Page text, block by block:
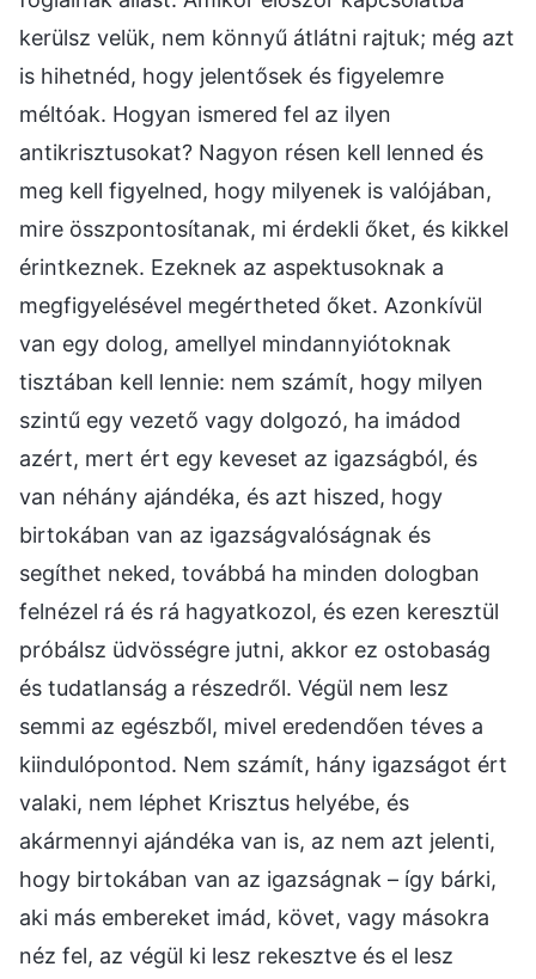
kerülsz velük, nem könnyű átlátni rajtuk; még azt
is hihetnéd, hogy jelentősek és figyelemre
méltóak. Hogyan ismered fel az ilyen
antikrisztusokat? Nagyon résen kell lenned és
meg kell figyelned, hogy milyenek is valójában,
mire összpontosítanak, mi érdekli őket, és kikkel
érintkeznek. Ezeknek az aspektusoknak a
megfigyelésével megértheted őket. Azonkívül
van egy dolog, amellyel mindannyiótoknak
tisztában kell lennie: nem számít, hogy milyen
szintű egy vezető vagy dolgozó, ha imádod
azért, mert ért egy keveset az igazságból, és
van néhány ajándéka, és azt hiszed, hogy
birtokában van az igazságvalóságnak és
segíthet neked, továbbá ha minden dologban
felnézel rá és rá hagyatkozol, és ezen keresztül
próbálsz üdvösségre jutni, akkor ez ostobaság
és tudatlanság a részedről. Végül nem lesz
semmi az egészből, mivel eredendően téves a
kiindulópontod. Nem számít, hány igazságot ért
valaki, nem léphet Krisztus helyébe, és
akármennyi ajándéka van is, az nem azt jelenti,
hogy birtokában van az igazságnak – így bárki,
aki más embereket imád, követ, vagy másokra
néz fel, az végül ki lesz rekesztve és el lesz